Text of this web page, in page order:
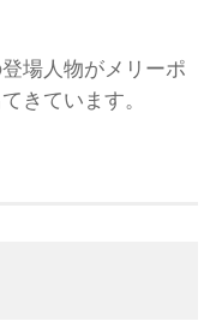
場人物がメリーポ
きています。